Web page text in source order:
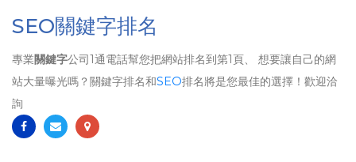
SEO關鍵字排名
專業關鍵字公司1通電話幫您把網站排名到第1頁、 想要讓自己的網
站大量曝光嗎？關鍵字排名和SEO排名將是您最佳的選擇！歡迎洽
詢